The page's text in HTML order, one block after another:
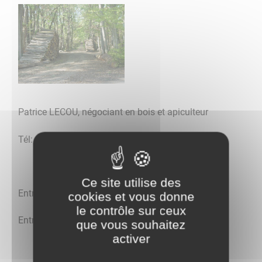
Patrice LECOU, négociant en bois et apiculteur
Tél: 06 16 11 65 61
-------------------------------------------
Entreprise d'électricité KUPKA
Entreprise de rénovation LEVRAT
Ce site utilise des
cookies et vous donne
le contrôle sur ceux
que vous souhaitez
activer